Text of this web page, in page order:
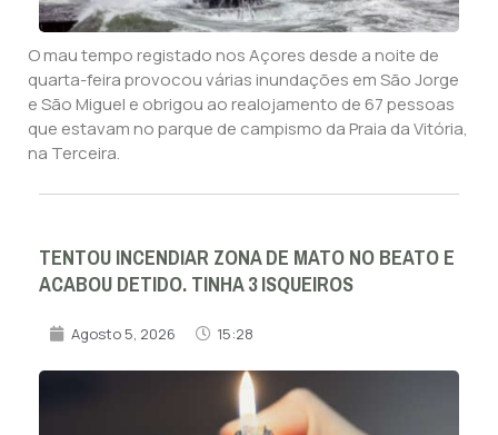
O mau tempo registado nos Açores desde a noite de
quarta-feira provocou várias inundações em São Jorge
e São Miguel e obrigou ao realojamento de 67 pessoas
que estavam no parque de campismo da Praia da Vitória,
na Terceira.
TENTOU INCENDIAR ZONA DE MATO NO BEATO E
ACABOU DETIDO. TINHA 3 ISQUEIROS
Agosto 5, 2026 15:28